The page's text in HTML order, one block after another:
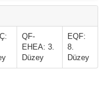
QF-
EHEA: 3.
Düzey
EQF:
8.
Düzey